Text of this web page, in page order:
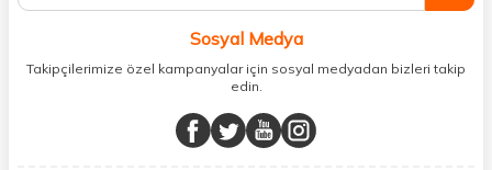
minerallere kadar binlerce ürünü uygun fiyat ve hızlı kargo avantajıyla
sunuyoruz.
buluşturuyor ve online alışveriş deneyiminizi en iyi hale getiriyoruz.
Sağlık, güzellik ve iyi yaşam için aradığınız her şey burada!
Sosyal Medya
Takipçilerimize özel kampanyalar için sosyal medyadan bizleri takip
edin.